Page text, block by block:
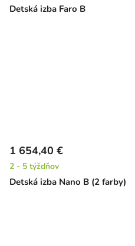
Detská izba Faro B
Detská izba Nano B (2 farby)
1 654,40 €
2 - 5 týždňov